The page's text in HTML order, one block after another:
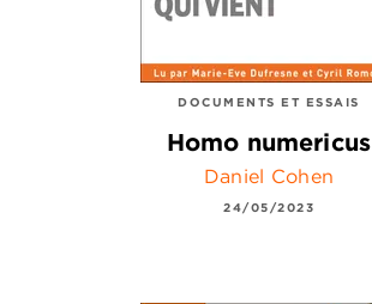
DOCUMENTS ET ESSAIS
Homo numericus
Daniel Cohen
24/05/2023